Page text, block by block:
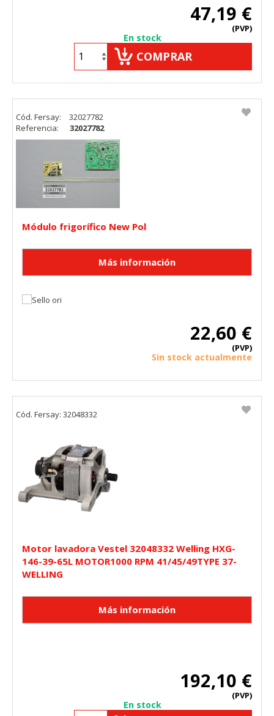
47,19 €
(PVP)
En stock
COMPRAR
Módulo frigorífico New Pol
22,60 €
(PVP)
Sin stock actualmente
Cód. Fersay:
32027782
Referencia:
32027782
Motor lavadora Vestel 32048332 Welling HXG-
146-39-65L MOTOR1000 RPM 41/45/49TYPE 37-
WELLING
192,10 €
(PVP)
En stock
Cód. Fersay: 32048332